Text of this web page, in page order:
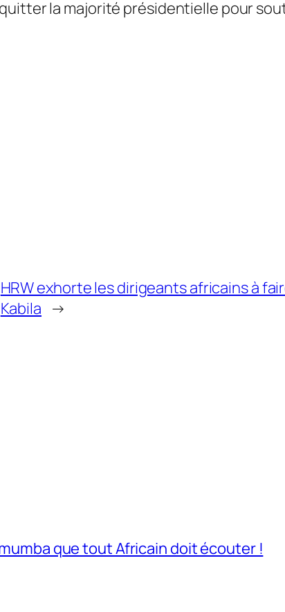
la majorité présidentielle pour
HRW exhorte les dirigeants africains à
Kabila →
que tout Africain doit écouter !